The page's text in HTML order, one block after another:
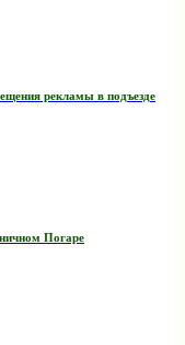
рекламы в подъезде
Погаре